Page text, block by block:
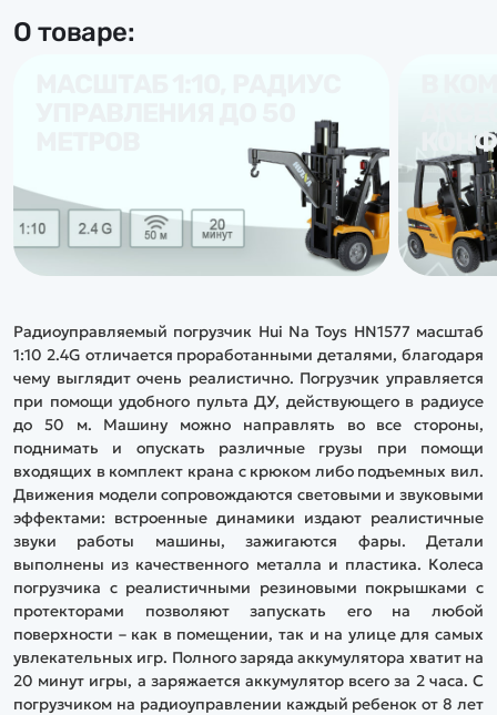
основные рабочие функции.
О товаре:
Радиоуправляемый погрузчик Hui Na Toys HN1577 масштаб
1:10 2.4G отличается проработанными деталями, благодаря
чему выглядит очень реалистично. Погрузчик управляется
при помощи удобного пульта ДУ, действующего в радиусе
до 50 м. Машину можно направлять во все стороны,
поднимать и опускать различные грузы при помощи
входящих в комплект крана с крюком либо подъемных вил.
Движения модели сопровождаются световыми и звуковыми
эффектами: встроенные динамики издают реалистичные
звуки работы машины, зажигаются фары. Детали
выполнены из качественного металла и пластика. Колеса
погрузчика с реалистичными резиновыми покрышками с
протекторами позволяют запускать его на любой
поверхности – как в помещении, так и на улице для самых
увлекательных игр. Полного заряда аккумулятора хватит на
20 минут игры, а заряжается аккумулятор всего за 2 часа. С
погрузчиком на радиоуправлении каждый ребенок от 8 лет